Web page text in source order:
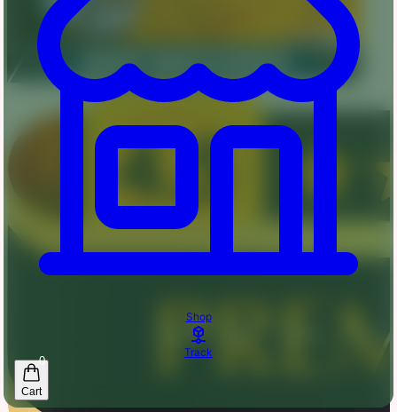
Shop
Track
0
Cart